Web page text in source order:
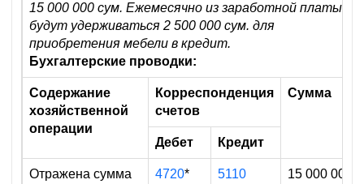
15 000 000 сум. Ежемесячно из заработной платы
будут удерживаться 2 500 000 сум. для
приобретения мебели в кредит.
Бухгалтерские проводки:
Содержание
хозяйственной
операции
Корреспонденция
счетов
Сумма
Дебет Кредит
Отражена сумма
4720* 5110 15 000 000